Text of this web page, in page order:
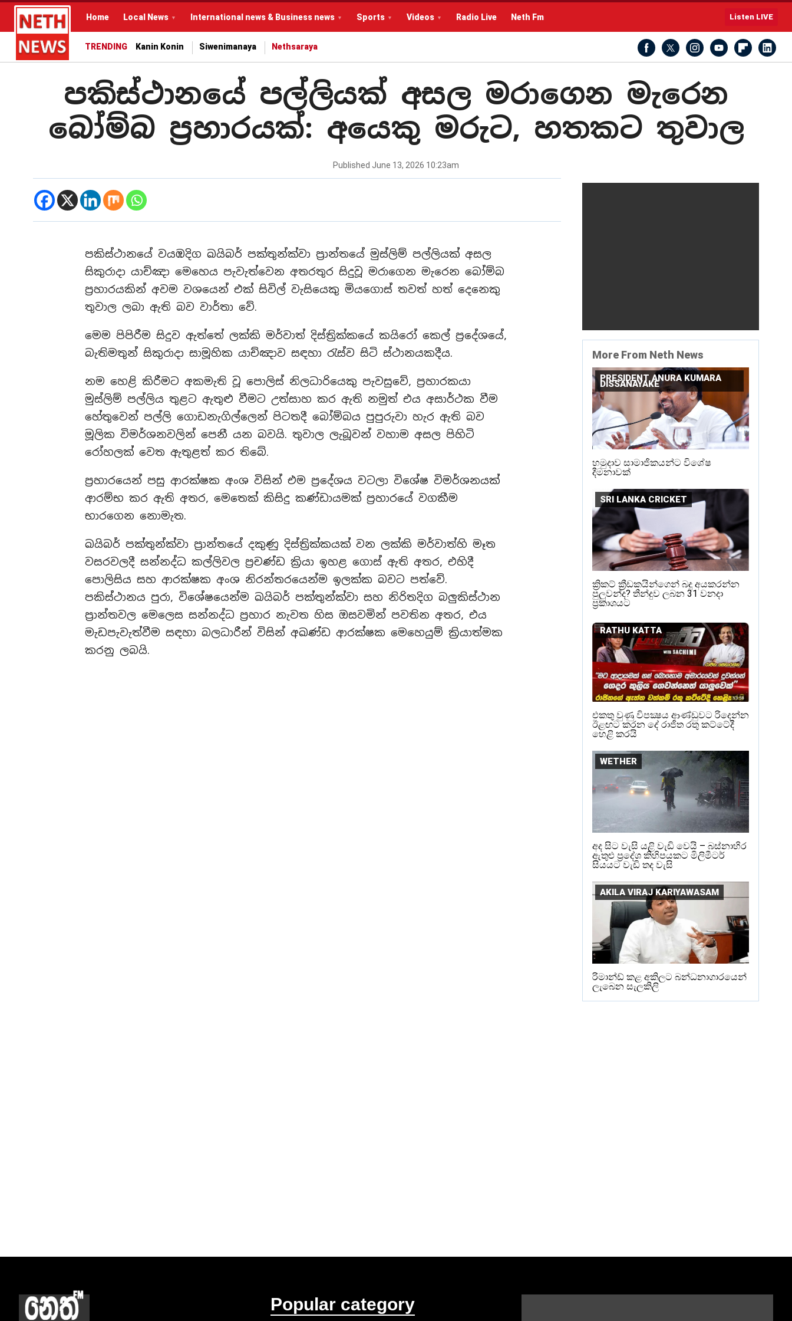
Home Local News International news & Business news Sports Videos Radio Live Neth Fm Listen LIVE
TRENDING Kanin Konin Siwenimanaya Nethsaraya
පකිස්ථානයේ පල්ලියක් අසල මරාගෙන මැරෙන
බෝම්බ ප්‍රහාරයක්: අයෙකු මරුට, හතකට තුවාල
Published June 13, 2026 10:23am
පකිස්ථානයේ වයඹදිග ඛයිබර් පක්තුන්ක්වා ප්‍රාන්තයේ මුස්ලිම් පල්ලියක් අසල
සිකුරාදා යාච්ඤා මෙහෙය පැවැත්වෙන අතරතුර සිදුවූ මරාගෙන මැරෙන බෝම්බ
ප්‍රහාරයකින් අවම වශයෙන් එක් සිවිල් වැසියෙකු මියගොස් තවත් හත් දෙනෙකු
තුවාල ලබා ඇති බව වාර්තා වේ.
මෙම පිපිරීම සිදුව ඇත්තේ ලක්කි මර්වාත් දිස්ත්‍රික්කයේ කයිරෝ කෙල් ප්‍රදේශයේ,
බැතිමතුන් සිකුරාදා සාමූහික යාච්ඤාව සඳහා රැස්ව සිටි ස්ථානයකදීය.
නම හෙළි කිරීමට අකමැති වූ පොලිස් නිලධාරියෙකු පැවසුවේ, ප්‍රහාරකයා
මුස්ලිම් පල්ලිය තුළට ඇතුළු වීමට උත්සාහ කර ඇති නමුත් එය අසාර්ථක වීම
හේතුවෙන් පල්ලි ගොඩනැගිල්ලෙන් පිටතදී බෝම්බය පුපුරුවා හැර ඇති බව
මූලික විමර්ශනවලින් පෙනී යන බවයි. තුවාල ලැබූවන් වහාම අසල පිහිටි
රෝහලක් වෙත ඇතුළත් කර තිබේ.
ප්‍රහාරයෙන් පසු ආරක්ෂක අංශ විසින් එම ප්‍රදේශය වටලා විශේෂ විමර්ශනයක්
ආරම්භ කර ඇති අතර, මෙතෙක් කිසිදු කණ්ඩායමක් ප්‍රහාරයේ වගකීම
භාරගෙන නොමැත.
ඛයිබර් පක්තුන්ක්වා ප්‍රාන්තයේ දකුණු දිස්ත්‍රික්කයක් වන ලක්කි මර්වාත්හි මෑත
වසරවලදී සන්නද්ධ කල්ලිවල ප්‍රචණ්ඩ ක්‍රියා ඉහළ ගොස් ඇති අතර, එහිදී
පොලිසිය සහ ආරක්ෂක අංශ නිරන්තරයෙන්ම ඉලක්ක බවට පත්වේ.
පකිස්ථානය පුරා, විශේෂයෙන්ම ඛයිබර් පක්තුන්ක්වා සහ නිරිතදිග බලුකිස්ථාන
ප්‍රාන්තවල මෙලෙස සන්නද්ධ ප්‍රහාර නැවත හිස ඔසවමින් පවතින අතර, එය
මැඩපැවැත්වීම සඳහා බලධාරීන් විසින් අඛණ්ඩ ආරක්ෂක මෙහෙයුම් ක්‍රියාත්මක
කරනු ලබයි.
More From Neth News
PRESIDENT ANURA KUMARA
DISSANAYAKE
හමුදාව සාමාජිකයන්ට විශේෂ
දීමනාවක්
SRI LANKA CRICKET
ක්‍රිකට් ක්‍රීඩකයින්ගෙන් බදු අයකරන්න
පුලුවන්ද? තීන්දුව ලබන 31 වනදා
ප්‍රකාශයට
RATHU KATTA
එකතු වුණු විපක්‍ෂය ආණ්ඩුවට රිදෙන්න
ඊළඟට කරන දේ රාජිත රතු කට්ටේදී
හෙළි කරයි
WETHER
අද සිට වැසි යළි වැඩි වෙයි – බස්නාහිර
ඇතුළු ප්‍රදේශ කිහිපයකට මිලිමීටර්
සියයට වැඩි තද වැසි
AKILA VIRAJ KARIYAWASAM
රිමාන්ඩ් කළ අකිලට බන්ධනාගාරයෙන්
ලැබෙන සැලකිලි
Popular category